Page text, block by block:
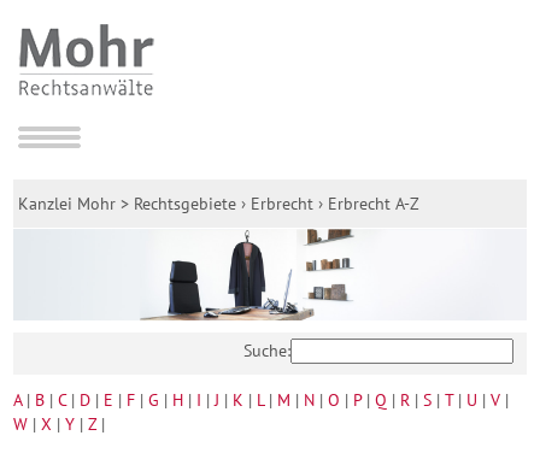
Kanzlei Mohr > Rechtsgebiete › Erbrecht › Erbrecht A-Z
Suche:
A| B |C| D | E | F |G | H | I |J | K | L| M | N |O | P|Q | R |S |T| U |V |
W |X |Y |Z|